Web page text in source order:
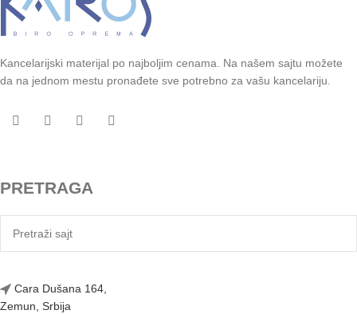
Kancelarijski materijal po najboljim cenama. Na našem sajtu možete
da na jednom mestu pronađete sve potrebno za vašu kancelariju.
PRETRAGA
Cara Dušana 164,
Zemun, Srbija